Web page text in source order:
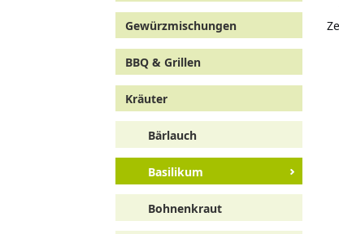
Gewürzmischungen
BBQ & Grillen
Kräuter
Bärlauch
Basilikum
Bohnenkraut